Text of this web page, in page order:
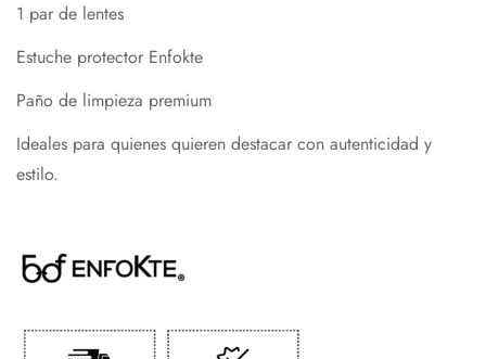
1 par de lentes
Estuche protector Enfokte
Paño de limpieza premium
Ideales para quienes quieren destacar con autenticidad y
estilo.